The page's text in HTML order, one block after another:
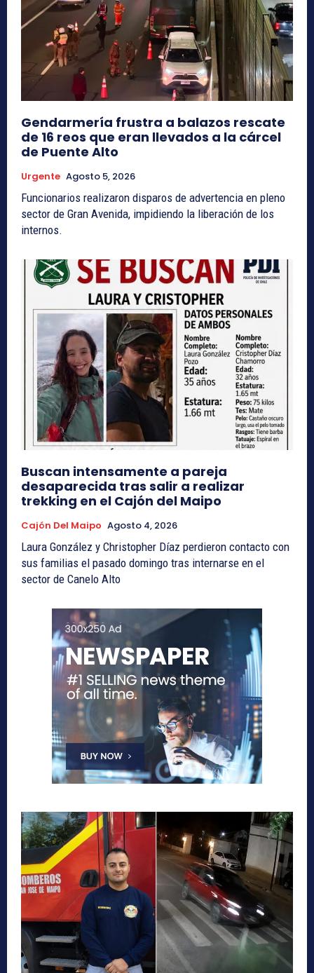
Gendarmería frustra a balazos rescate
de 16 reos que eran llevados a la cárcel
de Puente Alto
Urgente Agosto 5, 2026
Funcionarios realizaron disparos de advertencia en pleno
sector de Gran Avenida, impidiendo la liberación de los
internos.
Buscan intensamente a pareja
desaparecida tras salir a realizar
trekking en el Cajón del Maipo
Cajón Del Maipo Agosto 4, 2026
Laura González y Christopher Díaz perdieron contacto con
sus familias el pasado domingo tras internarse en el
sector de Canelo Alto